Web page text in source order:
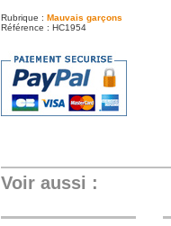
Rubrique : Mauvais garçons
Référence : HC1954
Voir aussi :